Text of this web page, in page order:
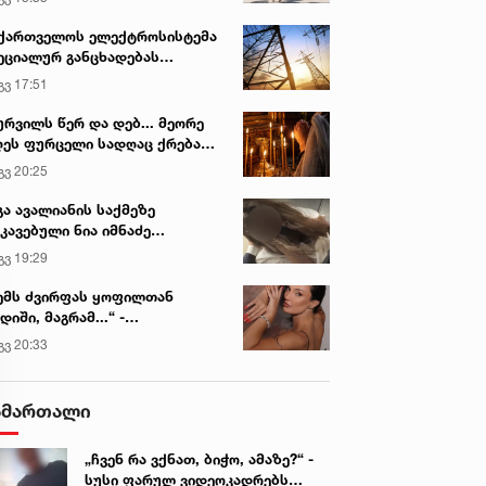
ელექტროსისტემა
განცხადებას
17:51
წერ და დებ... მეორე
ფურცელი სადღაც ქრება
სურვილი სრულდება...“ -
ტაძარი შიდა
20:25
ავალიანის საქმეზე
ნია იმნაძე
გადაჰყავთ
19:29
ძვირფას ყოფილთან
მაგრამ...“ -
პაიჭაძის
აღიარება
20:33
„ჩვენ რა ვქნათ, ბიჭო, ამაზე?“ -
სუსი ფარულ ვიდეოკადრებს